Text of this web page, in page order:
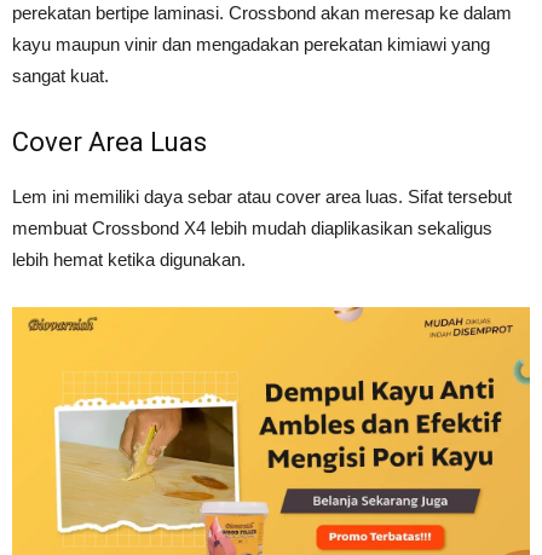
perekatan bertipe laminasi. Crossbond akan meresap ke dalam
kayu maupun vinir dan mengadakan perekatan kimiawi yang
sangat kuat.
Cover Area Luas
Lem ini memiliki daya sebar atau cover area luas. Sifat tersebut
membuat Crossbond X4 lebih mudah diaplikasikan sekaligus
lebih hemat ketika digunakan.